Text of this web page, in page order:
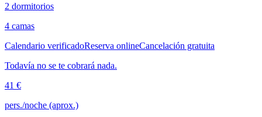
2 dormitorios
4 camas
Calendario verificadoReserva onlineCancelación gratuita
Todavía no se te cobrará nada.
41 €
pers./noche (aprox.)